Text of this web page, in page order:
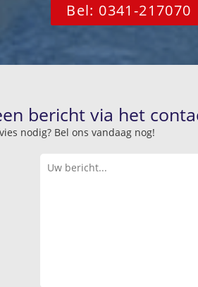
Bel: 0341-217070
bericht via het
nodig? Bel ons vandaag nog!